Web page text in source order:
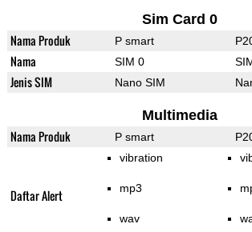
Sim Card 0
Nama Produk P smart
Nama SIM 0
Jenis SIM Nano SIM
Multimedia
Nama Produk P smart
Daftar Alert
vibration
mp3
wav